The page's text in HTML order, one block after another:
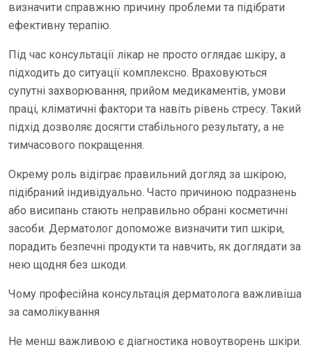
визначити справжню причину проблеми та підібрати
ефективну терапію.
Під час консультації лікар не просто оглядає шкіру, а
підходить до ситуації комплексно. Враховуються
супутні захворювання, прийом медикаментів, умови
праці, кліматичні фактори та навіть рівень стресу. Такий
підхід дозволяє досягти стабільного результату, а не
тимчасового покращення.
Окрему роль відіграє правильний догляд за шкірою,
підібраний індивідуально. Часто причиною подразнень
або висипань стають неправильно обрані косметичні
засоби. Дерматолог допоможе визначити тип шкіри,
порадить безпечні продукти та навчить, як доглядати за
нею щодня без шкоди.
Чому професійна консультація дерматолога важливіша
за самолікування
Не менш важливою є діагностика новоутворень шкіри.